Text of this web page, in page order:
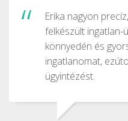
Erika nagyon
felkészült ingatlan-
könnyedén és
ingatlanomat,
ügyintézést.